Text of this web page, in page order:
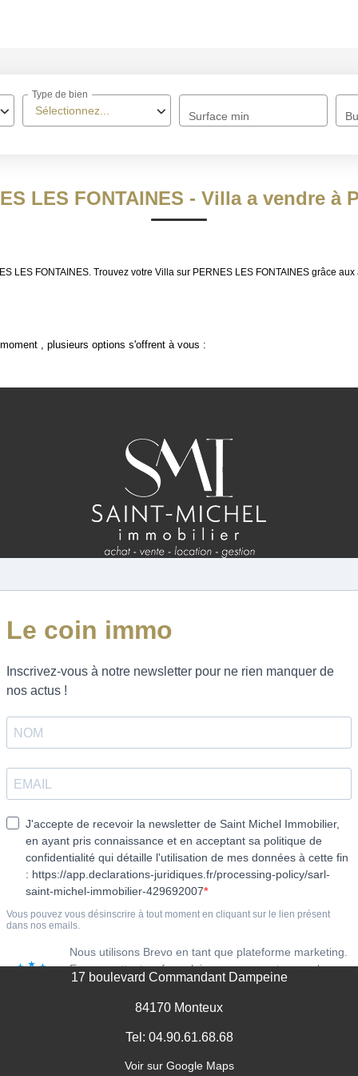
À VENDRE
NOS MÉTIERS
NOS AVIS CLIENTS CERTIFIÉS
LOCATAIRES / PROPRIÉTAIRES
RÉSEAUX SOCIAUX
MENTIONS LÉGALES
Sélectionnez...
Type de bien
Surface min
LES FONTAINES - Villa a vendre à
LES FONTAINES. Trouvez votre Villa sur PERNES LES FONTAINES grâce
, plusieurs options s'offrent à vous :
17 boulevard Commandant Dampeine
84170 Monteux
Tel: 04.90.61.68.68
Voir sur Google Maps